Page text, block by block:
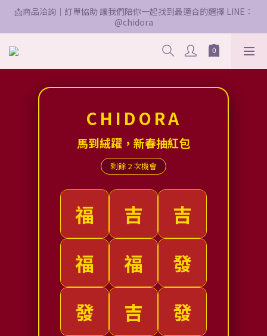
📩商品洽詢｜訂單協助 讓我們陪你一起找到最適合的選擇 LINE：
@chidora
CHIDORA
馬到絨躍，新春抽紅包
剩餘 2 次機會
$66
福 新年快樂
吉 新年快樂
吉
新年快樂
福 $66
福 $168
發
新年快樂
發 $66
吉 $66
發